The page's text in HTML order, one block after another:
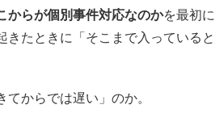
からが個別事件対応なのかを最初
きたときに「そこまで入っている
からでは遅い」のか。